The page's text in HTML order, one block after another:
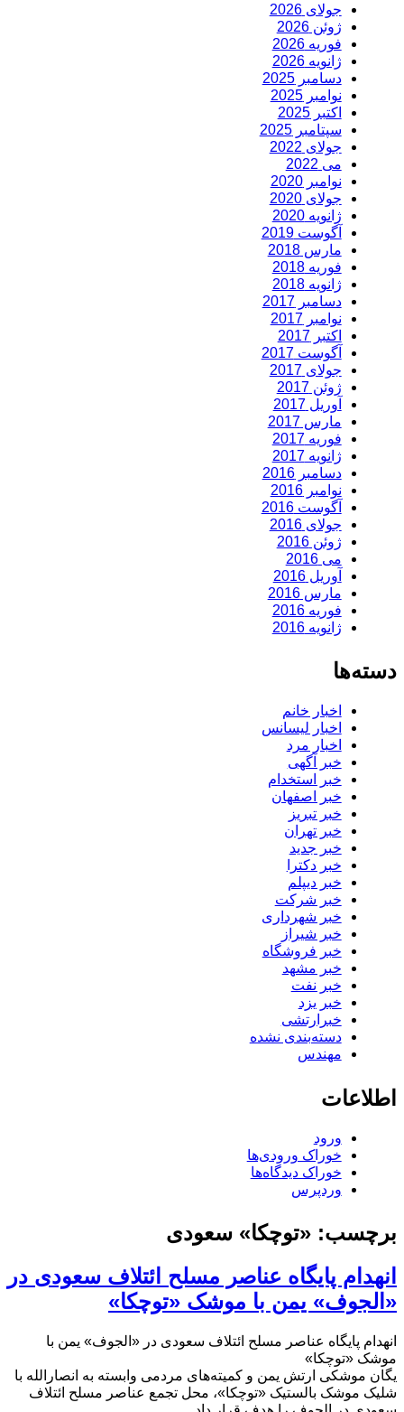
جولای 2026
ژوئن 2026
فوریه 2026
ژانویه 2026
دسامبر 2025
نوامبر 2025
اکتبر 2025
سپتامبر 2025
جولای 2022
می 2022
نوامبر 2020
جولای 2020
ژانویه 2020
آگوست 2019
مارس 2018
فوریه 2018
ژانویه 2018
دسامبر 2017
نوامبر 2017
اکتبر 2017
آگوست 2017
جولای 2017
ژوئن 2017
آوریل 2017
مارس 2017
فوریه 2017
ژانویه 2017
دسامبر 2016
نوامبر 2016
آگوست 2016
جولای 2016
ژوئن 2016
می 2016
آوریل 2016
مارس 2016
فوریه 2016
ژانویه 2016
دسته‌ها
اخبار خانم
اخبار لیسانس
اخبار مرد
خبر آگهی
خبر استخدام
خبر اصفهان
خبر تبریز
خبر تهران
خبر جدید
خبر دکترا
خبر دیپلم
خبر شرکت
خبر شهرداری
خبر شیراز
خبر فروشگاه
خبر مشهد
خبر نفت
خبر یزد
خبرارتشی
دسته‌بندی نشده
مهندس
اطلاعات
ورود
خوراک ورودی‌ها
خوراک دیدگاه‌ها
وردپرس
برچسب: «توچکا» سعودی
انهدام پایگاه عناصر مسلح ائتلاف سعودی در
«الجوف» یمن با موشک «توچکا»
انهدام پایگاه عناصر مسلح ائتلاف سعودی در «الجوف» یمن با
موشک «توچکا»
یگان موشکی ارتش یمن و کمیته‌های مردمی وابسته به انصارالله با
شلیک موشک بالستیک «توچکا»، محل تجمع عناصر مسلح ائتلاف